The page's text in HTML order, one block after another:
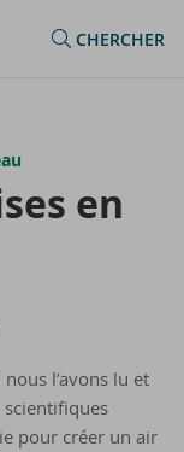
CHERCHER
en
l’avons lu et
pour créer un air